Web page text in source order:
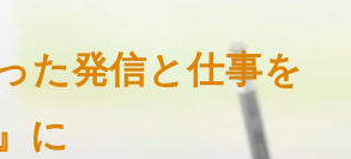
た発信と仕事を
に